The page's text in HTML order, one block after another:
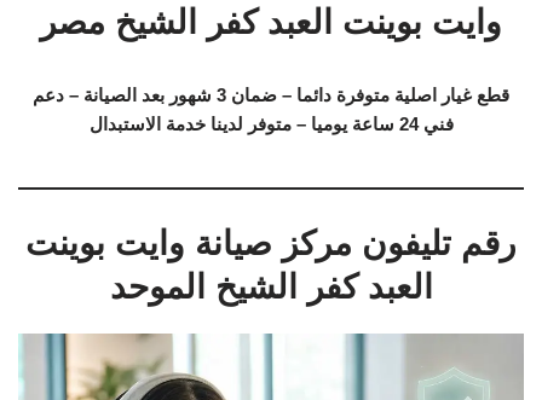
وايت بوينت العبد كفر الشيخ مصر
قطع غيار اصلية متوفرة دائما – ضمان 3 شهور بعد الصيانة – دعم
فني 24 ساعة يوميا – متوفر لدينا خدمة الاستبدال
رقم تليفون مركز صيانة وايت بوينت
العبد كفر الشيخ الموحد